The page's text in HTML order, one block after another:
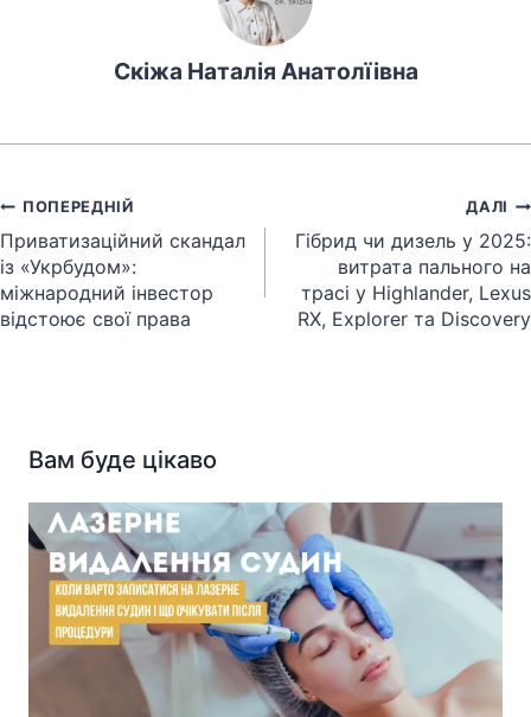
Скіжа Наталія Анатолїівна
Навігація
записів
ПОПЕРЕДНІЙ
Приватизаційний скандал
із «Укрбудом»:
міжнародний інвестор
відстоює свої права
ДАЛІ
Гібрид чи дизель у 2025:
витрата пального на
трасі у Highlander, Lexus
RX, Explorer та Discovery
Вам буде цікаво